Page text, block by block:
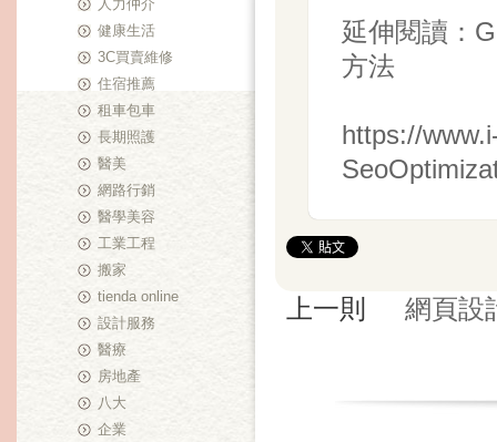
人力仲介
健康生活
3C買賣維修
住宿推薦
租車包車
長期照護
醫美
網路行銷
醫學美容
工業工程
搬家
tienda online
設計服務
醫療
房地產
八大
企業
延伸閱讀：
方法
https://
上一則 網頁設